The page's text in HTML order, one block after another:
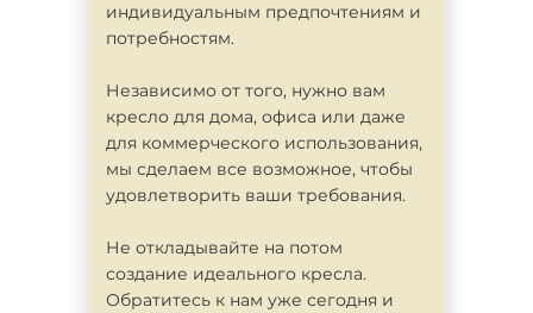
индивидуальным предпочтениям и
потребностям.
Независимо от того, нужно вам
кресло для дома, офиса или даже
для коммерческого использования,
мы сделаем все возможное, чтобы
удовлетворить ваши требования.
Не откладывайте на потом
создание идеального кресла.
Обратитесь к нам уже сегодня и